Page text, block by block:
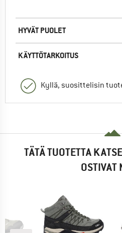
HYVÄT PUOLET
KÄYTTÖTARKOITUS
Kyllä, suosittelisin
TÄTÄ TUOTETTA
OSTIVAT